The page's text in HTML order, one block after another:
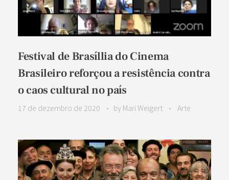
Festival de Brasíllia do Cinema
Brasileiro reforçou a resistência contra
o caos cultural no país
17 de dezembro de 2020 by Mari Weigert Arte